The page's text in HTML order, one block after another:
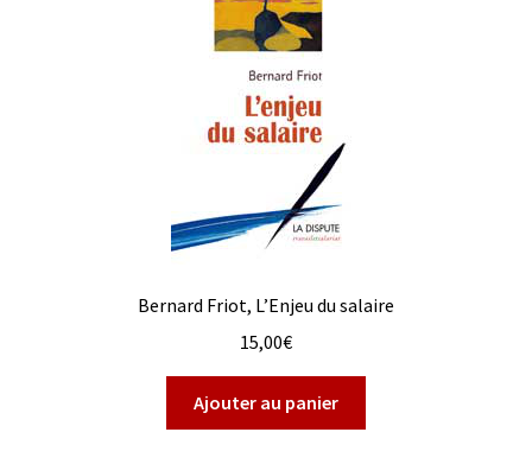
Bernard Friot, L’Enjeu du salaire
15,00€
Ajouter au panier